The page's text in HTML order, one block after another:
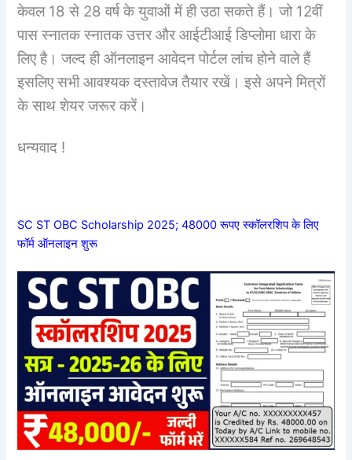
केवल 18 से 28 वर्ष के युवाओं में ही उठा सकते हैं। जो 12वीं
पास स्नातक स्नातक उत्तर और आईटीआई डिप्लोमा धारा के
लिए है। जल्द ही ऑनलाइन आवेदन पोर्टल लांच होने वाले हैं
इसलिए सभी आवश्यक दस्तावेज तैयार रखें। इसे अपने मित्रों
के साथ शेयर जरूर करें।
धन्यवाद !
SC ST OBC Scholarship 2025; 48000 रूपए स्कॉलरशिप के लिए
फॉर्म ऑनलाइन शुरू